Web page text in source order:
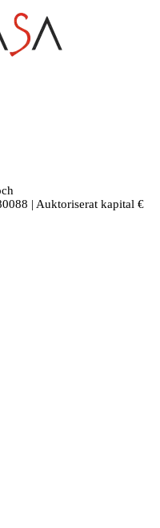
| Auktoriserat kapital €